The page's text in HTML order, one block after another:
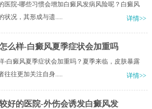
医院-哪些习惯会增加白癜风发病风险呢？白癜风
状况，其形成与遗.....
详情>>
么样-白癜风夏季症状会加重吗
-白癜风夏季症状会加重吗？夏季来临，皮肤暴露
往往更加关注自身.....
详情>>
好的医院-外伤会诱发白癜风发